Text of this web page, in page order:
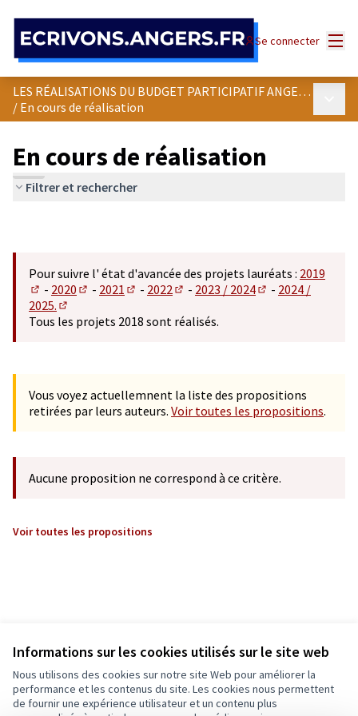
Informations sur les cookies utilisés sur le site web
Nous utilisons des cookies sur notre site Web pour améliorer la
performance et les contenus du site. Les cookies nous permettent
de fournir une expérience utilisateur et un contenu plus
Se connecter
LES RÉALISATIONS DU BUDGET PARTICIPATIF ANGEVIN
/ En cours de réalisation
En cours de réalisation
Filtrer et rechercher
Pour suivre l' état d'avancée des projets lauréats : 2019
(S'ouvre dans un nouvel onglet)
- 2020
(S'ouvre dans un nouvel onglet)
- 2021
(S'ouvre dans un nouvel onglet)
- 2022
(S'ouvre dans un nouvel onglet)
- 2023 / 2024
(S'ouvre dans un
- 2024 /
2025.
(S'ouvre dans un nouvel onglet)
Tous les projets 2018 sont réalisés.
Vous voyez actuellemnent la liste des propositions
retirées par leurs auteurs. Voir toutes les propositions.
Aucune proposition ne correspond à ce critère.
Voir toutes les propositions